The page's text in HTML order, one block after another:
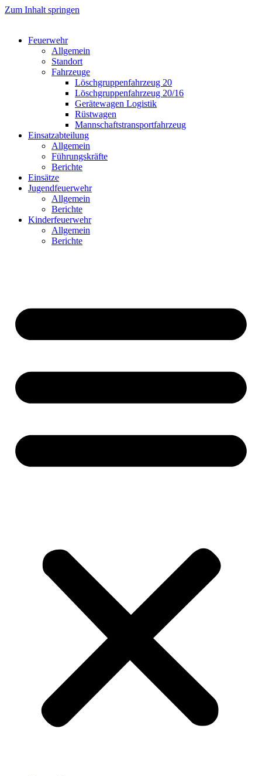
Zum Inhalt springen
Feuerwehr
Allgemein
Standort
Fahrzeuge
Löschgruppen­fahrzeug 20
Lösch­gruppen­fahrzeug 20/16
Geräte­wagen Logistik
Rüst­wagen
Mannschafts­transportfahrzeug
Einsatz­abteilung
Allgemein
Führungs­kräfte
Berichte
Einsätze
Jugend­feuerwehr
Allgemein
Berichte
Kinder­feuerwehr
Allgemein
Berichte